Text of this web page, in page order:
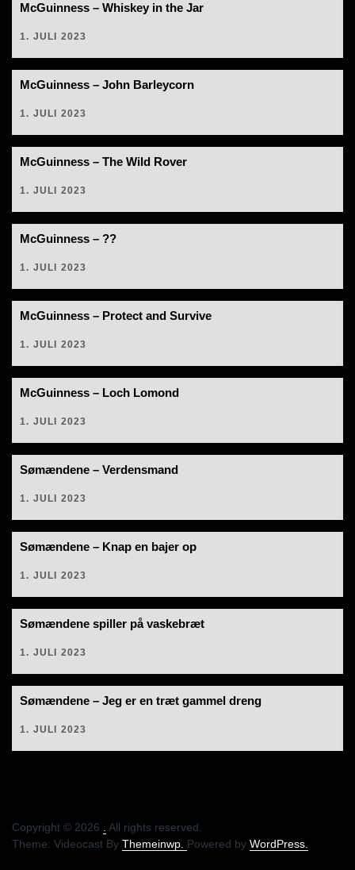
McGuinness – Whiskey in the Jar
1. JULI 2023
McGuinness – John Barleycorn
1. JULI 2023
McGuinness – The Wild Rover
1. JULI 2023
McGuinness – ??
1. JULI 2023
McGuinness – Protect and Survive
1. JULI 2023
McGuinness – Loch Lomond
1. JULI 2023
Sømændene – Verdensmand
1. JULI 2023
Sømændene – Knap en bajer op
1. JULI 2023
Sømændene spiller på vaskebræt
1. JULI 2023
Sømændene – Jeg er en træt gammel dreng
1. JULI 2023
Copyright © 2026
All rights reserved.
Theme: Videocast By Themeinwp. Powered by WordPress.